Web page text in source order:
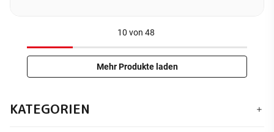
10 von 48
Mehr Produkte laden
KATEGORIEN